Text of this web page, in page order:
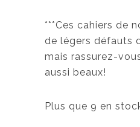
é
t
a
i
s
t
:
,
4
***Ces cahiers de
de légers défauts
mais rassurez-
aussi beaux!
Plus que 9 en